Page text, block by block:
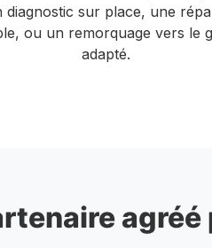
diagnostic sur place, une
ou un remorquage vers le
adapté.
agréé